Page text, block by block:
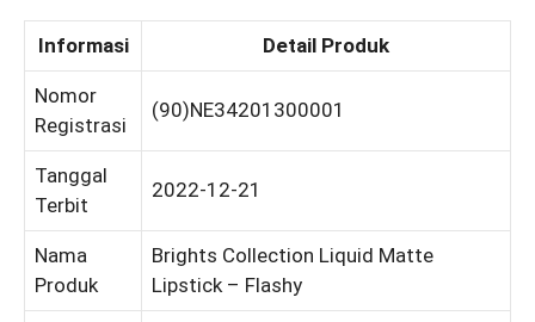
Informasi Detail Produk
Nomor
Registrasi
(90)NE34201300001
Tanggal
Terbit
2022-12-21
Nama
Produk
Brights Collection Liquid Matte
Lipstick – Flashy